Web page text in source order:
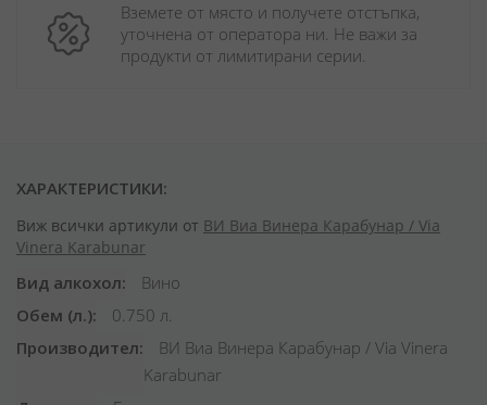
Вземете от място и получете отстъпка,
уточнена от оператора ни. Не важи за
продукти от лимитирани серии.
ХАРАКТЕРИСТИКИ:
Виж всички артикули от ВИ Виа Винера Карабунар / Via
Vinera Karabunar
Вид алкохол
Вино
Обем (л.)
0.750 л.
Производител
ВИ Виа Винера Карабунар / Via Vinera
Karabunar